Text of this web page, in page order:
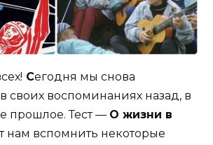
Сегодня мы снова
своих воспоминаниях назад, в
прошлое. Тест — О жизни в
нам вспомнить некоторые